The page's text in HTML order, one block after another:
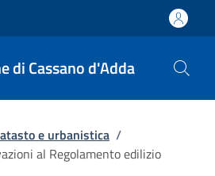
di Cassano d'Adda
e urbanistica /
al Regolamento edilizio